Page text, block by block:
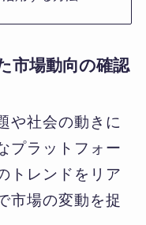
市場動向の確認
や社会の動きに
プラットフォー
トレンドをリア
市場の変動を捉